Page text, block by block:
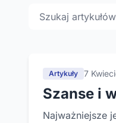
Szukaj artykułów
Artykuły 7
Szanse i
Najważniejsze